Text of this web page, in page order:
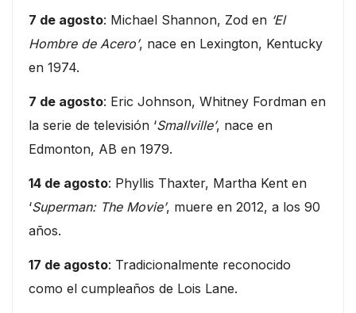
7 de agosto: Michael Shannon, Zod en ‘El
Hombre de Acero’, nace en Lexington, Kentucky
en 1974.
7 de agosto: Eric Johnson, Whitney Fordman en
la serie de televisión ‘Smallville’, nace en
Edmonton, AB en 1979.
14 de agosto: Phyllis Thaxter, Martha Kent en
‘Superman: The Movie’, muere en 2012, a los 90
años.
17 de agosto: Tradicionalmente reconocido
como el cumpleaños de Lois Lane.